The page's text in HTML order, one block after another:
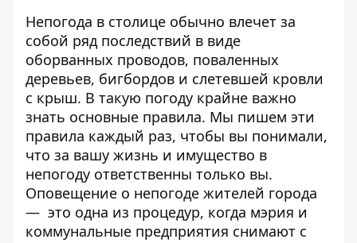
Непогода в столице обычно влечет за
собой ряд последствий в виде
оборванных проводов, поваленных
деревьев, бигбордов и слетевшей кровли
с крыш. В такую погоду крайне важно
знать основные правила. Мы пишем эти
правила каждый раз, чтобы вы понимали,
что за вашу жизнь и имущество в
непогоду ответственны только вы.
Оповещение о непогоде жителей города
— это одна из процедур, когда мэрия и
коммунальные предприятия снимают с